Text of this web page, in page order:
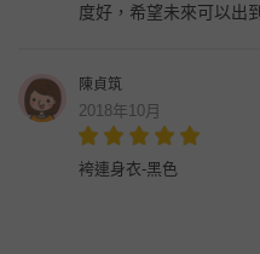
度好，希望未來可以出
陳貞筑
2018年10月
袴連身衣-黑色